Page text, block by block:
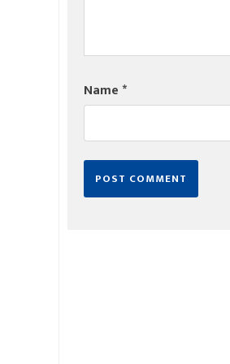
Name*